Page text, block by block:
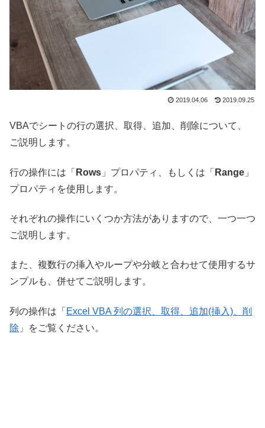
2019.09.25
2019.04.06
VBAでシートの行の選択、取得、追加、削除について、
ご説明します。
行の操作には「 Rows 」プロパティ、もしくは「 Range 」
プロパティを使用します。
それぞれの操作にいくつか方法がありますので、一つ一つ
ご説明します。
また、複数行の挿入やループや分岐と合わせて使用するサ
ンプルも、併せてご説明します。
列の操作は「 Excel VBA 列の選択、取得、追加(挿入)、削
除 」をご覧ください。